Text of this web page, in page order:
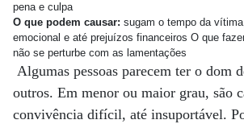
pena e culpa
O que podem causar: sugam o tempo da
emocional e até prejuízos financeiros O que
não se perturbe com as lamentações
Algumas pessoas parecem ter o dom
outros. Em menor ou maior grau, são
convivência difícil, até insuportável.